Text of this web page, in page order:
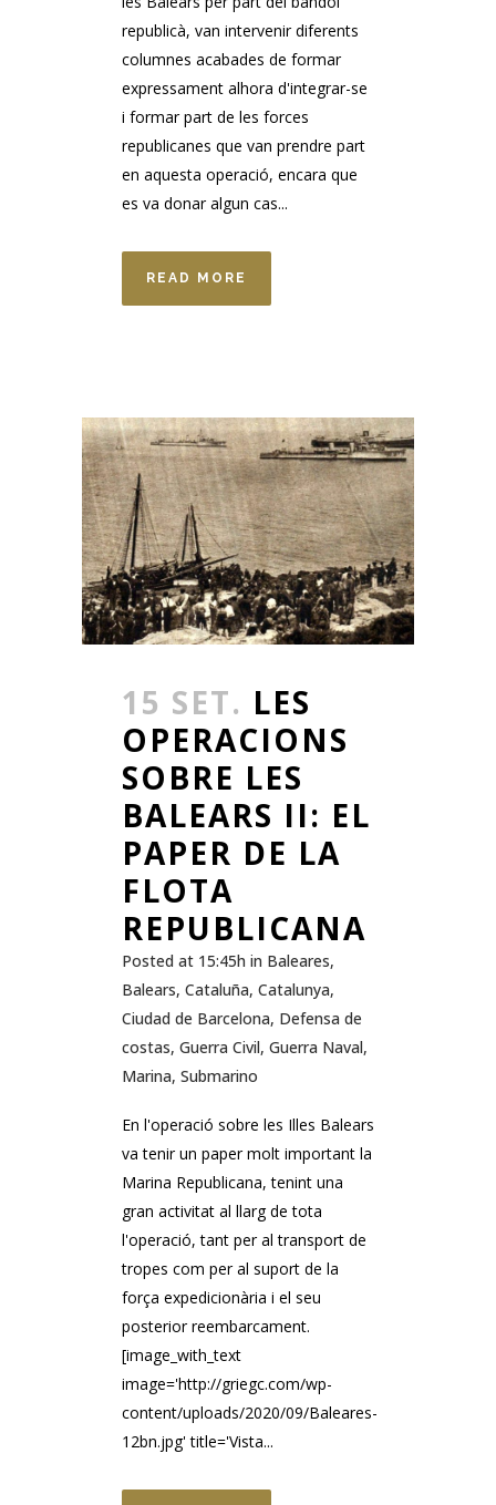
republicà, van intervenir diferents
columnes acabades de formar
expressament alhora d'integrar-se
i formar part de les forces
republicanes que van prendre part
en aquesta operació, encara que
es va donar algun cas...
READ MORE
15 SET. LES
OPERACIONS
SOBRE LES
BALEARS II: EL
PAPER DE LA
FLOTA
REPUBLICANA
Posted at 15:45h in Baleares,
Balears, Cataluña, Catalunya,
Ciudad de Barcelona, Defensa de
costas, Guerra Civil, Guerra Naval,
Marina, Submarino
En l'operació sobre les Illes Balears
va tenir un paper molt important la
Marina Republicana, tenint una
gran activitat al llarg de tota
l'operació, tant per al transport de
tropes com per al suport de la
força expedicionària i el seu
posterior reembarcament.
[image_with_text
image='http://griegc.com/wp-
content/uploads/2020/09/Baleares-
12bn.jpg' title='Vista...